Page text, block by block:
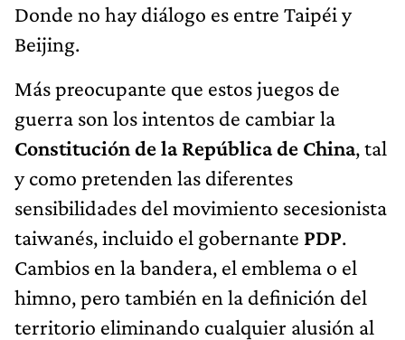
Donde no hay diálogo es entre Taipéi y
Beijing.
Más preocupante que estos juegos de
guerra son los intentos de cambiar la
Constitución de la República de China, tal
y como pretenden las diferentes
sensibilidades del movimiento secesionista
taiwanés, incluido el gobernante PDP.
Cambios en la bandera, el emblema o el
himno, pero también en la definición del
territorio eliminando cualquier alusión al